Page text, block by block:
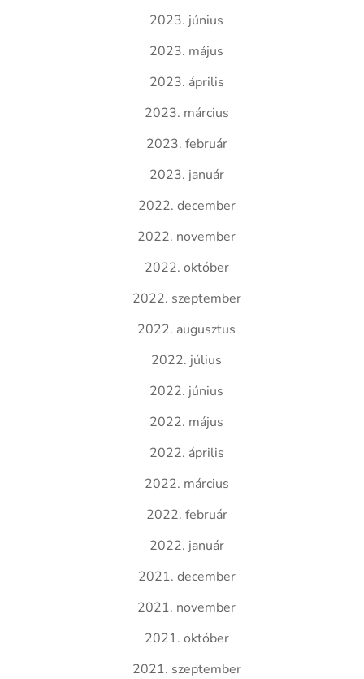
2023. június
2023. május
2023. április
2023. március
2023. február
2023. január
2022. december
2022. november
2022. október
2022. szeptember
2022. augusztus
2022. július
2022. június
2022. május
2022. április
2022. március
2022. február
2022. január
2021. december
2021. november
2021. október
2021. szeptember